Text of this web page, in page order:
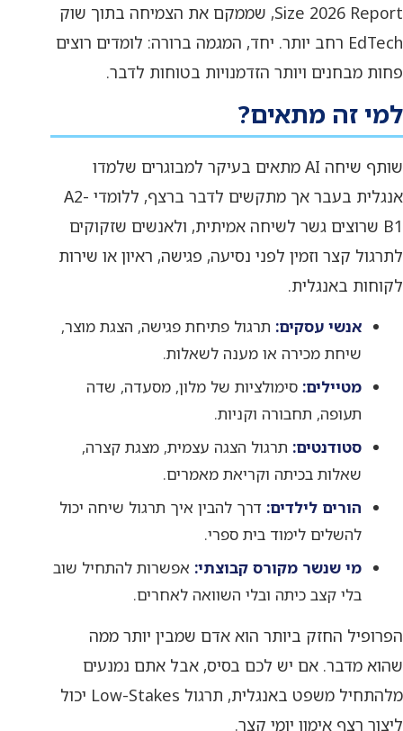
Size 2026 Report, שממקם את הצמיחה בתוך שוק
EdTech רחב יותר. יחד, המגמה ברורה: לומדים רוצים
פחות מבחנים ויותר הזדמנויות בטוחות לדבר.
למי זה מתאים?
שותף שיחה AI מתאים בעיקר למבוגרים שלמדו
אנגלית בעבר אך מתקשים לדבר ברצף, ללומדי A2-
B1 שרוצים גשר לשיחה אמיתית, ולאנשים שזקוקים
לתרגול קצר וזמין לפני נסיעה, פגישה, ראיון או שירות
לקוחות באנגלית.
אנשי עסקים: תרגול פתיחת פגישה, הצגת מוצר,
שיחת מכירה או מענה לשאלות.
מטיילים: סימולציות של מלון, מסעדה, שדה
תעופה, תחבורה וקניות.
סטודנטים: תרגול הצגה עצמית, מצגת קצרה,
שאלות בכיתה וקריאת מאמרים.
הורים לילדים: דרך להבין איך תרגול שיחה יכול
להשלים לימוד בית ספרי.
מי שנשר מקורס קבוצתי: אפשרות להתחיל שוב
בלי קצב כיתה ובלי השוואה לאחרים.
הפרופיל החזק ביותר הוא אדם שמבין יותר ממה
שהוא מדבר. אם יש לכם בסיס, אבל אתם נמנעים
מלהתחיל משפט באנגלית, תרגול Low-Stakes יכול
ליצור רצף אימון יומי קצר.